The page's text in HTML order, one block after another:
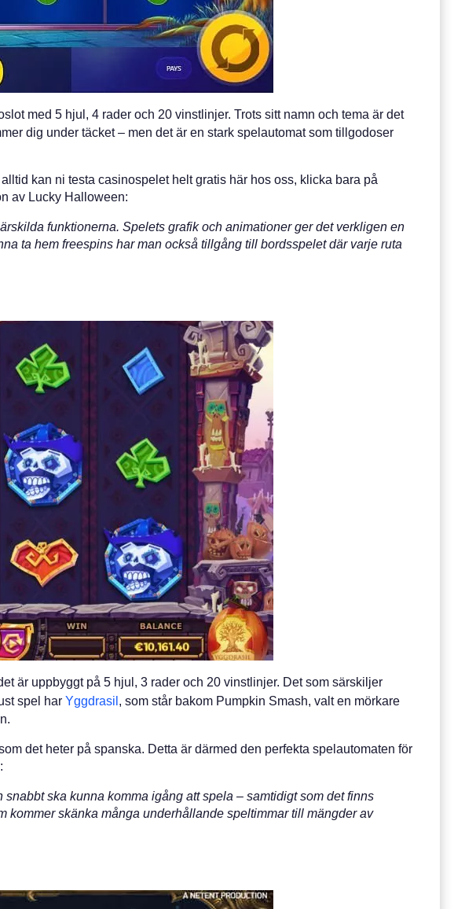
med 5 hjul, 4 rader och 20 vinstlinjer. Trots sitt namn och tema är det
dig under täcket – men det är en stark spelautomat som tillgodoser
kan ni testa casinospelet helt gratis här hos oss, klicka bara på
av Lucky Halloween:
funktionerna. Spelets grafik och animationer ger det verkligen en
ta hem freespins har man också tillgång till bordsspelet där varje ruta
är uppbyggt på 5 hjul, 3 rader och 20 vinstlinjer. Det som särskiljer
spel har Yggdrasil , som står bakom Pumpkin Smash, valt en mörkare
det heter på spanska. Detta är därmed den perfekta spelautomaten för
ska kunna komma igång att spela – samtidigt som det finns
kommer skänka många underhållande speltimmar till mängder av